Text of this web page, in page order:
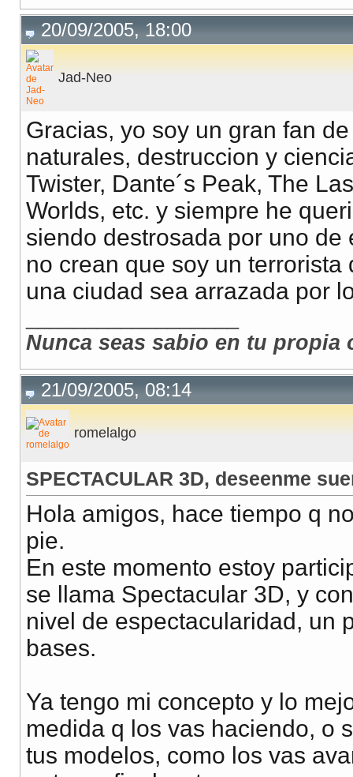
20/09/2005, 18:00
Jad-Neo
Gracias, yo soy un gran fan
naturales, destruccion y
Twister, Dante´s Peak, The
Worlds, etc. y siempre he
siendo destrosada por uno
no crean que soy un
una ciudad sea arrazada por
Nunca seas sabio en tu propia
21/09/2005, 08:14
romelalgo
SPECTACULAR 3D, deseenme
Hola amigos, hace tiempo q
pie.
En este momento estoy
se llama Spectacular 3D, y
nivel de espectacularidad, un
bases.
Ya tengo mi concepto y lo
medida q los vas haciendo, o
tus modelos, como los vas